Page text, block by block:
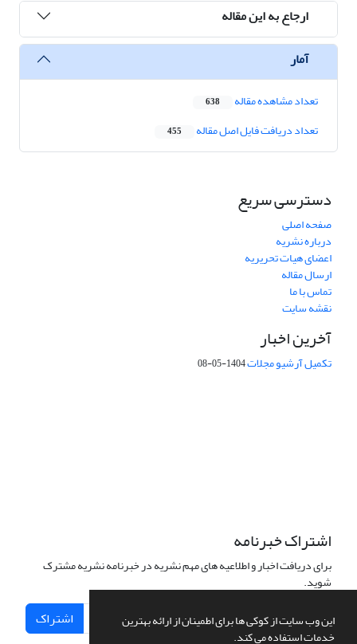
این وب سایت از کوکی ها برای اطمینان از ارائه بهترین
خدمات استفاده می کند.
ارجاع به این مقاله
آمار
تعداد مشاهده مقاله 638
تعداد دریافت فایل اصل مقاله 455
دسترسی سریع
صفحه اصلی
درباره نشریه
اعضای هیات تحریریه
ارسال مقاله
تماس با ما
نقشه سایت
آخرین اخبار
تکمیل آرشیو مجلات1404-05-08
اشتراک خبرنامه
برای دریافت اخبار و اطلاعیه های مهم نشریه در خبرنامه نشریه مشترک
شوید.
اشتراک